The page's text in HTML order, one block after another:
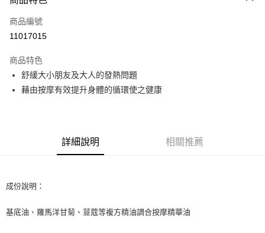
信用卡一次付款
超商取貨付款
Apple Pay
街口支付
全家取貨付款
商品編號
11017015
商品特色
舒緩大小朋友及大人的發熱問題
藉由按摩有效提升身體的循環使之健康
詳細說明 相關推薦
成份說明：
基底油、羅馬洋甘菊、荳蔻等複方精油調合按摩精華油